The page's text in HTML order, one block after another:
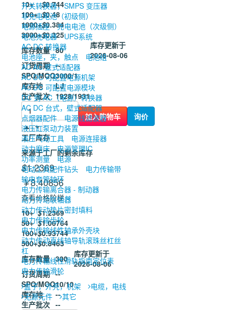
开关转换器，SMPS 变压器
非充电电池（初级侧）
电源插座
充电电池（次级侧）
电池充电器
UPS系统
AC DC 转换器
电池座，夹，触点
电池组
AC AC 壁式适配器
AC DC 可配置电源机架
AC DC 可配置电源模块
DC 到 AC（电源）转换器
AC DC 台式，壁式适配器
点烟器配件
电源线滤波器
液压缸泵动力装置
液压气动工具
电源连接器
动力磨床
电源管理IC
功率测量
电源
电动工具配件钻头
电力传输带
输电套管轴环
电力传输离合器 - 制动器
动力传动联轴器
动力传动垫片密封填料
电力传输齿轮
电力传输线性轴承外壳块
动力传动直线轴导轨滚珠丝杠丝
杠
电力传输线性滑轨指南定位表
电力传输滑轮
盒子，外壳，机架
电缆，电线
无源元件
其它
10+
$0.744
100+ $0.48
1000+$0.384
3000+$0.325
库存数量 80
库存更新于
2026-08-06
订货周期 --
SPQ/MOQ3000/1
库存地
LJ
生产批次 1928/1931
加入购物车
询价
工厂库存
来源于工厂的剩余库存
$1.2369
￥8.40856
查看价格阶梯
10+ $1.2369
50+ $1.06764
100+$0.93744
500+$0.8463
库存数量 300
库存更新于
2026-08-06
订货周期 --
SPQ/MOQ10/10
库存地
--
生产批次 --